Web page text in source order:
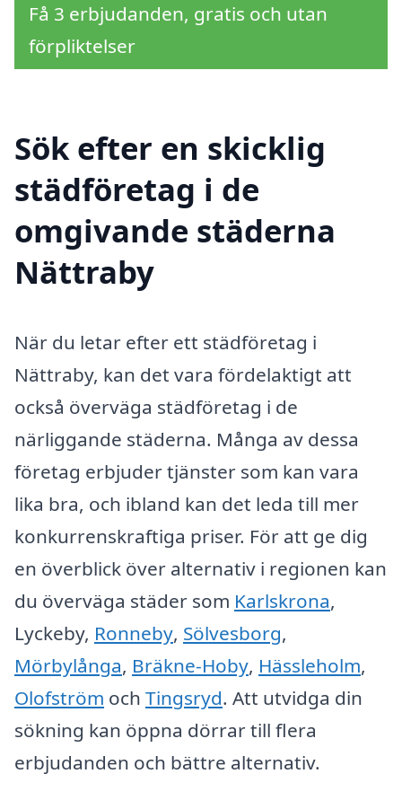
Få 3 erbjudanden, gratis och utan
förpliktelser
Sök efter en skicklig
städföretag i de
omgivande städerna
Nättraby
När du letar efter ett städföretag i
Nättraby, kan det vara fördelaktigt att
också överväga städföretag i de
närliggande städerna. Många av dessa
företag erbjuder tjänster som kan vara
lika bra, och ibland kan det leda till mer
konkurrenskraftiga priser. För att ge dig
en överblick över alternativ i regionen kan
du överväga städer som Karlskrona,
Lyckeby, Ronneby, Sölvesborg,
Mörbylånga, Bräkne-Hoby, Hässleholm,
Olofström och Tingsryd. Att utvidga din
sökning kan öppna dörrar till flera
erbjudanden och bättre alternativ.